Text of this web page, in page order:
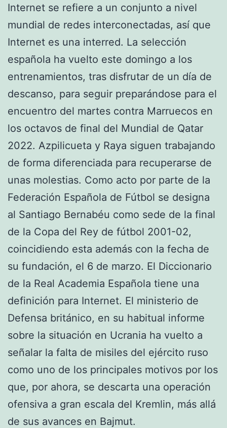
Internet se refiere a un conjunto a nivel
mundial de redes interconectadas, así que
Internet es una interred. La selección
española ha vuelto este domingo a los
entrenamientos, tras disfrutar de un día de
descanso, para seguir preparándose para el
encuentro del martes contra Marruecos en
los octavos de final del Mundial de Qatar
2022. Azpilicueta y Raya siguen trabajando
de forma diferenciada para recuperarse de
unas molestias. Como acto por parte de la
Federación Española de Fútbol se designa
al Santiago Bernabéu como sede de la final
de la Copa del Rey de fútbol 2001-02,
coincidiendo esta además con la fecha de
su fundación, el 6 de marzo. El Diccionario
de la Real Academia Española tiene una
definición para Internet. El ministerio de
Defensa británico, en su habitual informe
sobre la situación en Ucrania ha vuelto a
señalar la falta de misiles del ejército ruso
como uno de los principales motivos por los
que, por ahora, se descarta una operación
ofensiva a gran escala del Kremlin, más allá
de sus avances en Bajmut.